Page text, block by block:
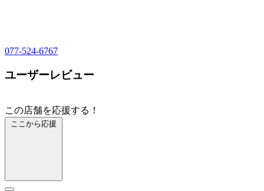
077-524-6767
ユーザーレビュー
この店舗を応援する！
ここから応援